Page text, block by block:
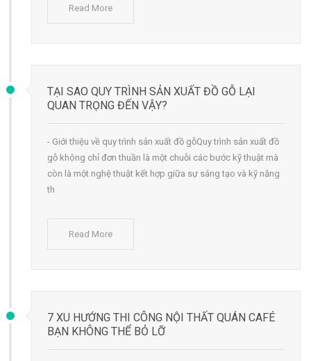
Read More
TẠI SAO QUY TRÌNH SẢN XUẤT ĐỒ GỖ LẠI
QUAN TRỌNG ĐẾN VẬY?
- Giới thiệu về quy trình sản xuất đồ gỗQuy trình sản xuất đồ
gỗ không chỉ đơn thuần là một chuỗi các bước kỹ thuật mà
còn là một nghệ thuật kết hợp giữa sự sáng tạo và kỹ năng
th
Read More
7 XU HƯỚNG THI CÔNG NỘI THẤT QUÁN CAFÉ
BẠN KHÔNG THỂ BỎ LỠ